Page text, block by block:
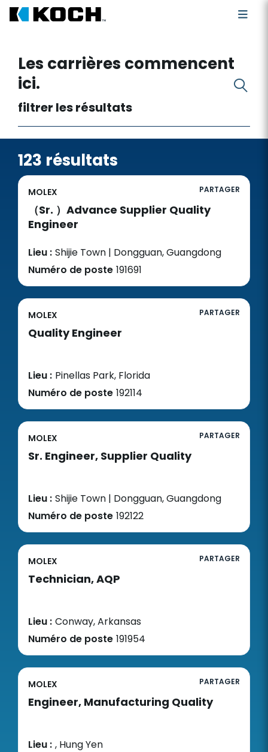
Les carrières commencent
ici.
filtrer les résultats
123 résultats
MOLEX PARTAGER
（Sr. ）Advance Supplier Quality
Engineer
Lieu : Shijie Town | Dongguan, Guangdong
Numéro de poste 191691
MOLEX PARTAGER
Quality Engineer
Lieu : Pinellas Park, Florida
Numéro de poste 192114
MOLEX PARTAGER
Sr. Engineer, Supplier Quality
Lieu : Shijie Town | Dongguan, Guangdong
Numéro de poste 192122
MOLEX PARTAGER
Technician, AQP
Lieu : Conway, Arkansas
Numéro de poste 191954
MOLEX PARTAGER
Engineer, Manufacturing Quality
Lieu : , Hung Yen